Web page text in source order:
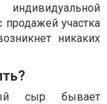
продажей участка
никаких
сыр бывает